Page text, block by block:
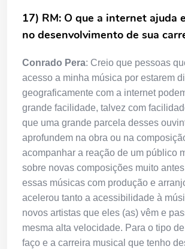
17) RM: O que a internet ajuda
no desenvolvimento de sua
Conrado Pera: Creio que pessoas
acesso a minha música por estarem
geograficamente com a internet
grande facilidade, talvez com
que uma grande parcela desses
aprofundem na obra ou na
acompanhar a reação de um público
sobre novas composições muito
essas músicas com produção e
acelerou tanto a acessibilidade à
novos artistas que eles (as) vêm e
mesma alta velocidade. Para o tipo
faço e a carreira musical que tenho